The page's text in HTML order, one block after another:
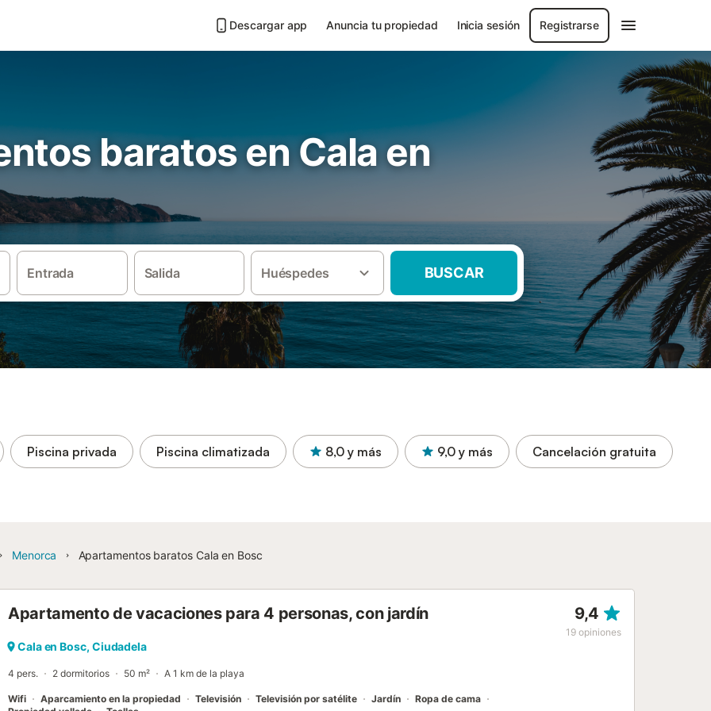
Descargar app Anuncia tu propiedad Inicia sesión Registrarse
baratos en Cala en
Entrada Salida Huéspedes BUSCAR
Piscina privada Piscina climatizada 8,0 y más 9,0 y más Cancelación gratuita
Menorca Apartamentos baratos Cala en Bosc
Apartamento de vacaciones para 4 personas, con jardín 9,4
19 opiniones
Cala en Bosc, Ciudadela
4 pers. 2 dormitorios 50 m² A 1 km de la playa
Wifi Aparcamiento en la propiedad Televisión Televisión por satélite Jardín
Ropa de cama